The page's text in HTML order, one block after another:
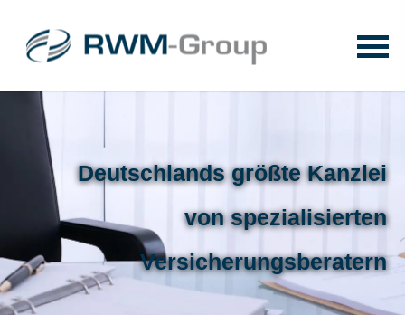
Deutschlands größte Kanzlei
von spezialisierten
Versicherungsberatern